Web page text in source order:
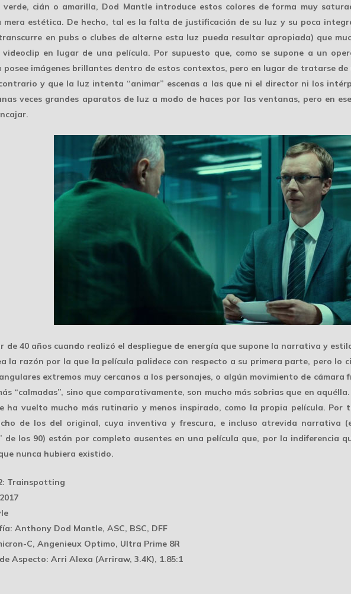
cián o amarilla, Dod Mantle introduce estos colores de forma muy
mera estética. De hecho, tal es la falta de justificación de su luz y su poca
en pubs o clubes de alterne esta luz pueda resultar apropiada) que
videoclip en lugar de una película. Por supuesto que, como se supone a un
posee imágenes brillantesdentro de estos contextos, pero en lugar de tratarse
y que la luz intenta “animar” escenas a las que ni el director ni los
veces grandes aparatos de luz a modo de haces por las ventanas, pero en
de 40 años cuando realizó el despliegue de energía que supone la narrativa y
la razón por la que la película palidece con respecto a su primera parte, pero lo
extremos muy cercanos a los personajes, o algún movimiento de
“calmadas”, sino que comparativamente, son mucho más sobrias que en
ha vuelto mucho más rutinario y menos inspirado, como la propia película. Por
de los del original, cuya inventiva y frescura, e incluso atrevida narrativa
de los 90) están por completo ausentes en una película que, por la indiferencia
nunca hubiera existido.
Trainspotting
: Anthony Dod Mantle, ASC, BSC, DFF
C, Angenieux Optimo, Ultra Prime 8R
Aspecto: Arri Alexa (Arriraw, 3.4K), 1.85:1